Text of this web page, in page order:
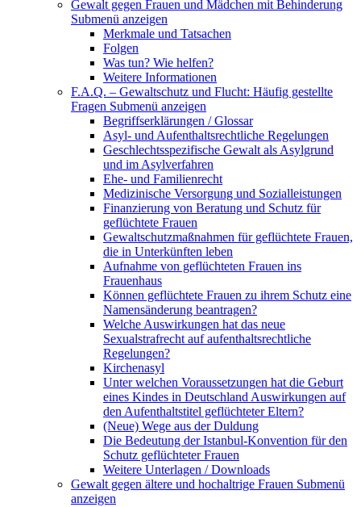
Gewalt gegen Frauen und Mädchen mit Behinderung
Submenü anzeigen
Merkmale und Tatsachen
Folgen
Was tun? Wie helfen?
Weitere Informationen
F.A.Q. – Gewaltschutz und Flucht: Häufig gestellte
Fragen Submenü anzeigen
Begriffserklärungen / Glossar
Asyl- und Aufenthaltsrechtliche Regelungen
Geschlechtsspezifische Gewalt als Asylgrund
und im Asylverfahren
Ehe- und Familienrecht
Medizinische Versorgung und Sozialleistungen
Finanzierung von Beratung und Schutz für
geflüchtete Frauen
Gewaltschutzmaßnahmen für geflüchtete Frauen,
die in Unterkünften leben
Aufnahme von geflüchteten Frauen ins
Frauenhaus
Können geflüchtete Frauen zu ihrem Schutz eine
Namensänderung beantragen?
Welche Auswirkungen hat das neue
Sexualstrafrecht auf aufenthaltsrechtliche
Regelungen?
Kirchenasyl
Unter welchen Voraussetzungen hat die Geburt
eines Kindes in Deutschland Auswirkungen auf
den Aufenthaltstitel geflüchteter Eltern?
(Neue) Wege aus der Duldung
Die Bedeutung der Istanbul-Konvention für den
Schutz geflüchteter Frauen
Weitere Unterlagen / Downloads
Gewalt gegen ältere und hochaltrige Frauen Submenü
anzeigen